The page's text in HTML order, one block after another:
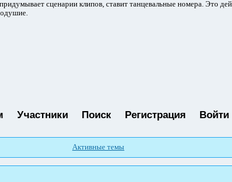
сценарии клипов, ставит танцевальные номера. Это
Участники Поиск Регистрация Войти
Активные темы